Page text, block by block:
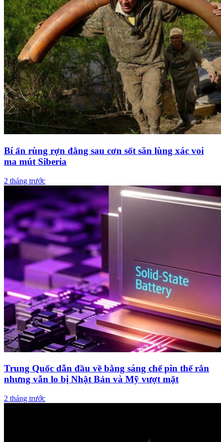
Bí ẩn rùng rợn đằng sau cơn sốt săn lùng xác voi
ma mút Siberia
2 tháng trước
Trung Quốc dẫn đầu về bằng sáng chế pin thể rắn
nhưng vẫn lo bị Nhật Bản và Mỹ vượt mặt
2 tháng trước